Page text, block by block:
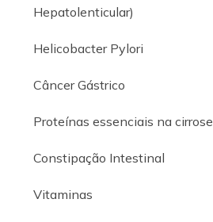
Hepatolenticular)
Helicobacter Pylori
Câncer Gástrico
Proteínas essenciais na cirrose
Constipação Intestinal
Vitaminas